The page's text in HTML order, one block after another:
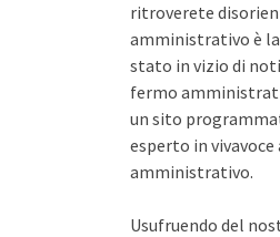
ritroverete
amministrativo è
stato in vizio di
fermo
un sito
esperto in
amministrativo.
Usufruendo del